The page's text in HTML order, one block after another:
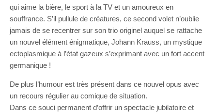
qui aime la bière, le sport à la TV et un amoureux en
souffrance. S’il pullule de créatures, ce second volet n’oublie
jamais de se recentrer sur son trio originel auquel se rattache
un nouvel élément énigmatique, Johann Krauss, un mystique
ectoplasmique à l’état gazeux s’exprimant avec un fort accent
germanique !
De plus l’humour est très présent dans ce nouvel opus avec
un recours régulier au comique de situation.
Dans ce souci permanent d’offrir un spectacle jubilatoire et